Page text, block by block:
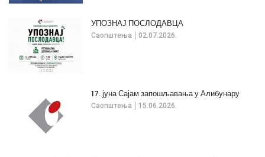
Саопштења 02.07.2026.
УПОЗНАЈ ПОСЛОДАВЦА
Саопштења 15.06.2026.
17. јуна Сајам запошљавања у Алибунару